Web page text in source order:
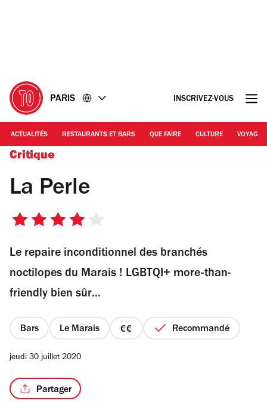
PARIS INSCRIVEZ-VOUS
ACTUALITÉS RESTAURANTS ET BARS QUE FAIRE CULTURE VOYAGE
Critique
La Perle
4
5
étoiles
Le repaire inconditionnel des branchés
noctilopes du Marais ! LGBTQI+ more-than-
friendly bien sûr…
Bars Le Marais
prix
Recommandé
jeudi 30 juillet 2020
Partager